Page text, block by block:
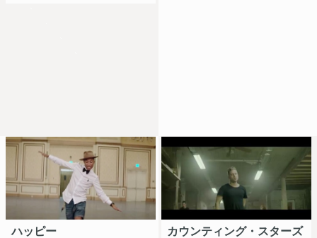
ハッピー
カウンティング・スターズ